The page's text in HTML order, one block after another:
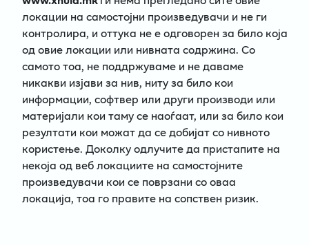
локации на самостојни произведувачи и не ги
контролира, и оттука не е одговорен за било која
од овие локации или нивната содржина. Со
самото тоа, не поддржуваме и не даваме
никакви изјави за нив, ниту за било кои
информации, софтвер или други производи или
материјали кои таму се наоѓаат, или за било кои
резултати кои можат да се добијат со нивното
користење. Доколку одлучите да пристапите на
некоја од веб локациите на самостојните
произведувачи кои се поврзани со оваа
локација, тоа го правите на сопствен ризик.